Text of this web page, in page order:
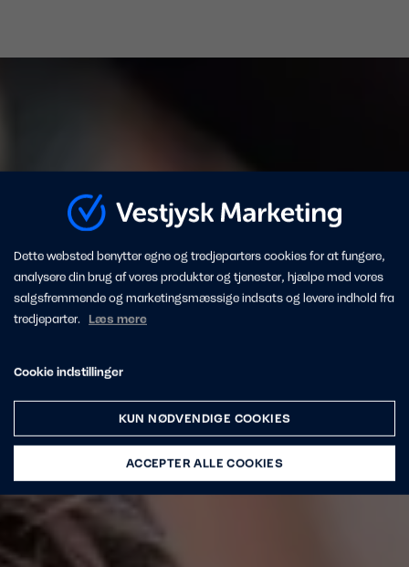
Dette websted benytter egne og tredjeparters cookies for at fungere,
analysere din brug af vores produkter og tjenester, hjælpe med vores
salgsfremmende og marketingsmæssige indsats og levere indhold fra
tredjeparter. Læs mere
Cookie indstillinger
KUN NØDVENDIGE COOKIES
ACCEPTER ALLE COOKIES